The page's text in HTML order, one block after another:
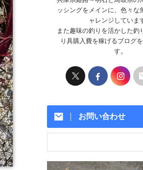
ッシングをメインに、色々な
ャレンジしていま
また趣味の釣りを活かした釣
り具購入費を稼げるブログ
す。
お問い合わせ